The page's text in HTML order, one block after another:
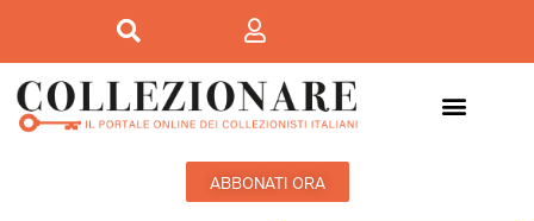
ABBONATI ORA